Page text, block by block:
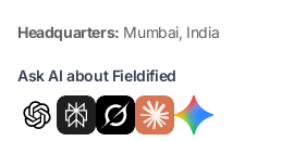
Headquarters: Mumbai, India
Ask AI about Fieldified